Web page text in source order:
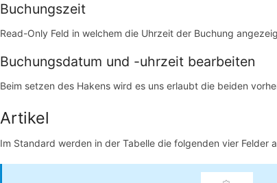
Buchungszeit
Read-Only Feld in welchem die Uhrzeit der Buchung
Buchungsdatum und -uhrzeit bearbeiten
Beim setzen des Hakens wird es uns erlaubt die beiden
Artikel
Im Standard werden in der Tabelle die folgenden vier Felder